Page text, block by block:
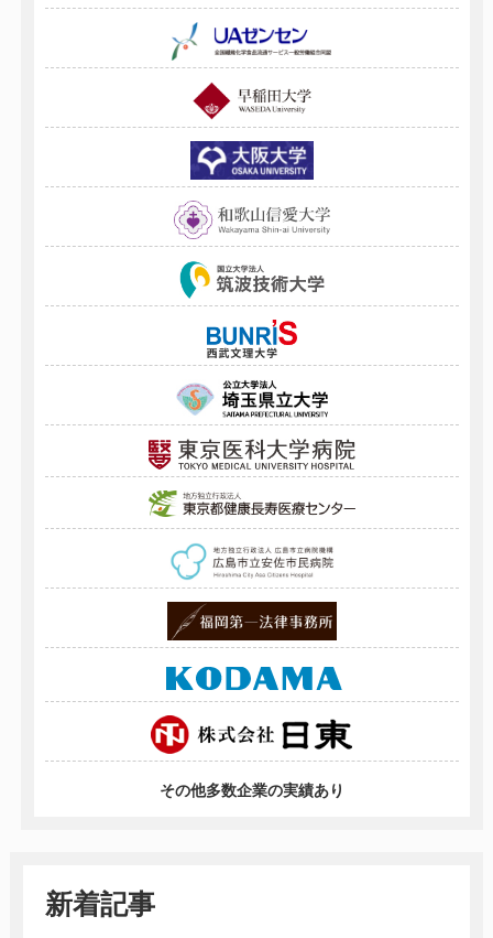
その他多数企業の実績あり
新着記事